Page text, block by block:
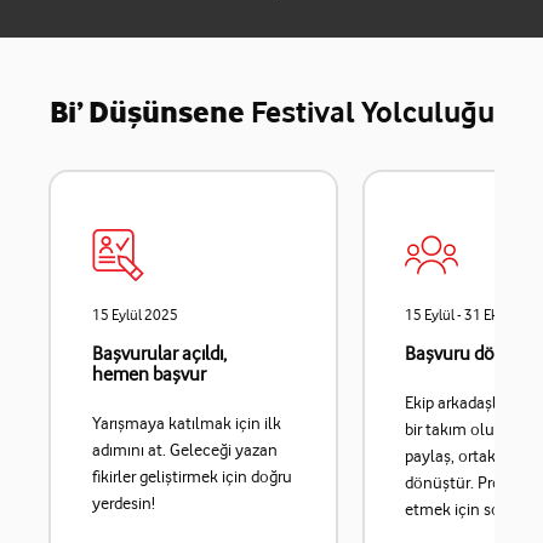
Bi’ Düşünsene Festival Yolculuğu
15 Eylül 2025
Başvurular açıldı,
hemen başvur
Yarışmaya katılmak için ilk
adımını at. Geleceği yazan
fikirler geliştirmek için doğru
yerdesin!
15 Eylül - 31 Ekim
Başvuru dönemi
Ekip arkadaşlarını
bir takım oluştur.
paylaş, ortak
dönüştür. Projeni
etmek için son